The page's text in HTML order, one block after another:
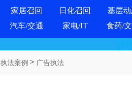
家居召回
日化召回 基层
汽车/交通
家电/IT 食药/
执法案例 > 广告执法